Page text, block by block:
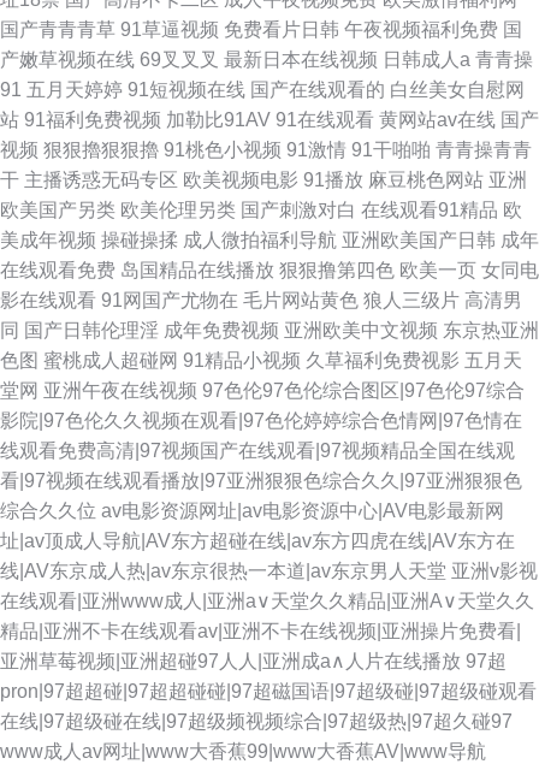
国产青青青草 91草逼视频 免费看片日韩 午夜视频福利免费 国
产嫩草视频在线 69叉叉叉 最新日本在线视频 日韩成人a 青青操
91 五月天婷婷 91短视频在线 国产在线观看的 白丝美女自慰网
站 91福利免费视频 加勒比91AV 91在线观看 黄网站av在线 国产
视频 狠狠擼狠狠擼 91桃色小视频 91激情 91干啪啪 青青操青青
干 主播诱惑无码专区 欧美视频电影 91播放 麻豆桃色网站 亚洲
欧美国产另类 欧美伦理另类 国产刺激对白 在线观看91精品 欧
美成年视频 操碰操揉 成人微拍福利导航 亚洲欧美国产日韩 成年
在线观看免费 岛国精品在线播放 狠狠撸第四色 欧美一页 女同电
影在线观看 91网国产尤物在 毛片网站黄色 狼人三级片 高清男
同 国产日韩伦理淫 成年免费视频 亚洲欧美中文视频 东京热亚洲
色图 蜜桃成人超碰网 91精品小视频 久草福利免费视影 五月天
堂网 亚洲午夜在线视频 97色伦97色伦综合图区|97色伦97综合
影院|97色伦久久视频在观看|97色伦婷婷综合色情网|97色情在
线观看免费高清|97视频国产在线观看|97视频精品全国在线观
看|97视频在线观看播放|97亚洲狠狠色综合久久|97亚洲狠狠色
综合久久位 av电影资源网址|av电影资源中心|AV电影最新网
址|av顶成人导航|AV东方超碰在线|av东方四虎在线|AV东方在
线|AV东京成人热|av东京很热一本道|av东京男人天堂 亚洲v影视
在线观看|亚洲www成人|亚洲а∨天堂久久精品|亚洲А∨天堂久久
精品|亚洲不卡在线观看av|亚洲不卡在线视频|亚洲操片免费看|
亚洲草莓视频|亚洲超碰97人人|亚洲成a∧人片在线播放 97超
pron|97超超碰|97超超碰碰|97超磁国语|97超级碰|97超级碰观看
在线|97超级碰在线|97超级频视频综合|97超级热|97超久碰97
www成人av网址|www大香蕉99|www大香蕉AV|www导航